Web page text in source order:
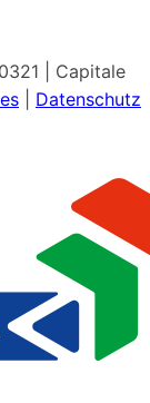
| Capitale
Datenschutz